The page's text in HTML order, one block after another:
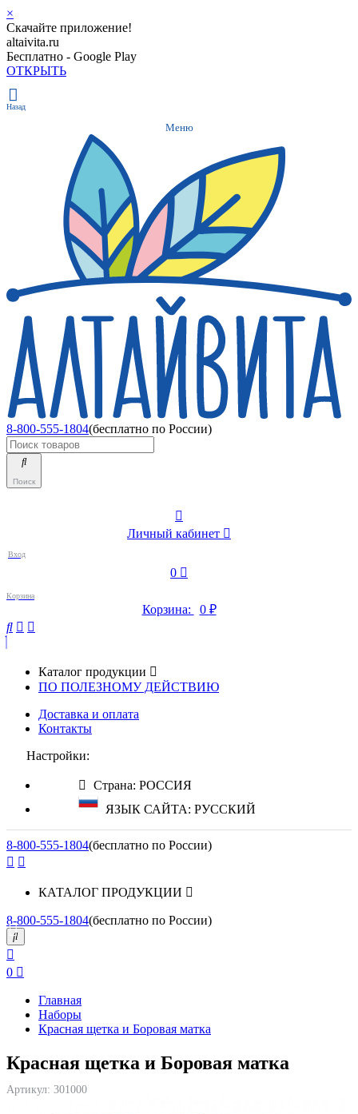
×
Скачайте приложение!
altaivita.ru
Бесплатно - Google Play
ОТКРЫТЬ
Назад
Меню
8-800-555-1804(бесплатно по России)
Поиск
Личный кабинет
Вход
0
Корзина
Корзина: 0 ₽
Каталог продукции
ПО ПОЛЕЗНОМУ ДЕЙСТВИЮ
Доставка и оплата
Контакты
Настройки:
Страна: РОССИЯ
ЯЗЫК САЙТА: РУССКИЙ
8-800-555-1804(бесплатно по России)
КАТАЛОГ ПРОДУКЦИИ
8-800-555-1804(бесплатно по России)
0
Главная
Наборы
Красная щетка и Боровая матка
Красная щетка и Боровая матка
Артикул: 301000